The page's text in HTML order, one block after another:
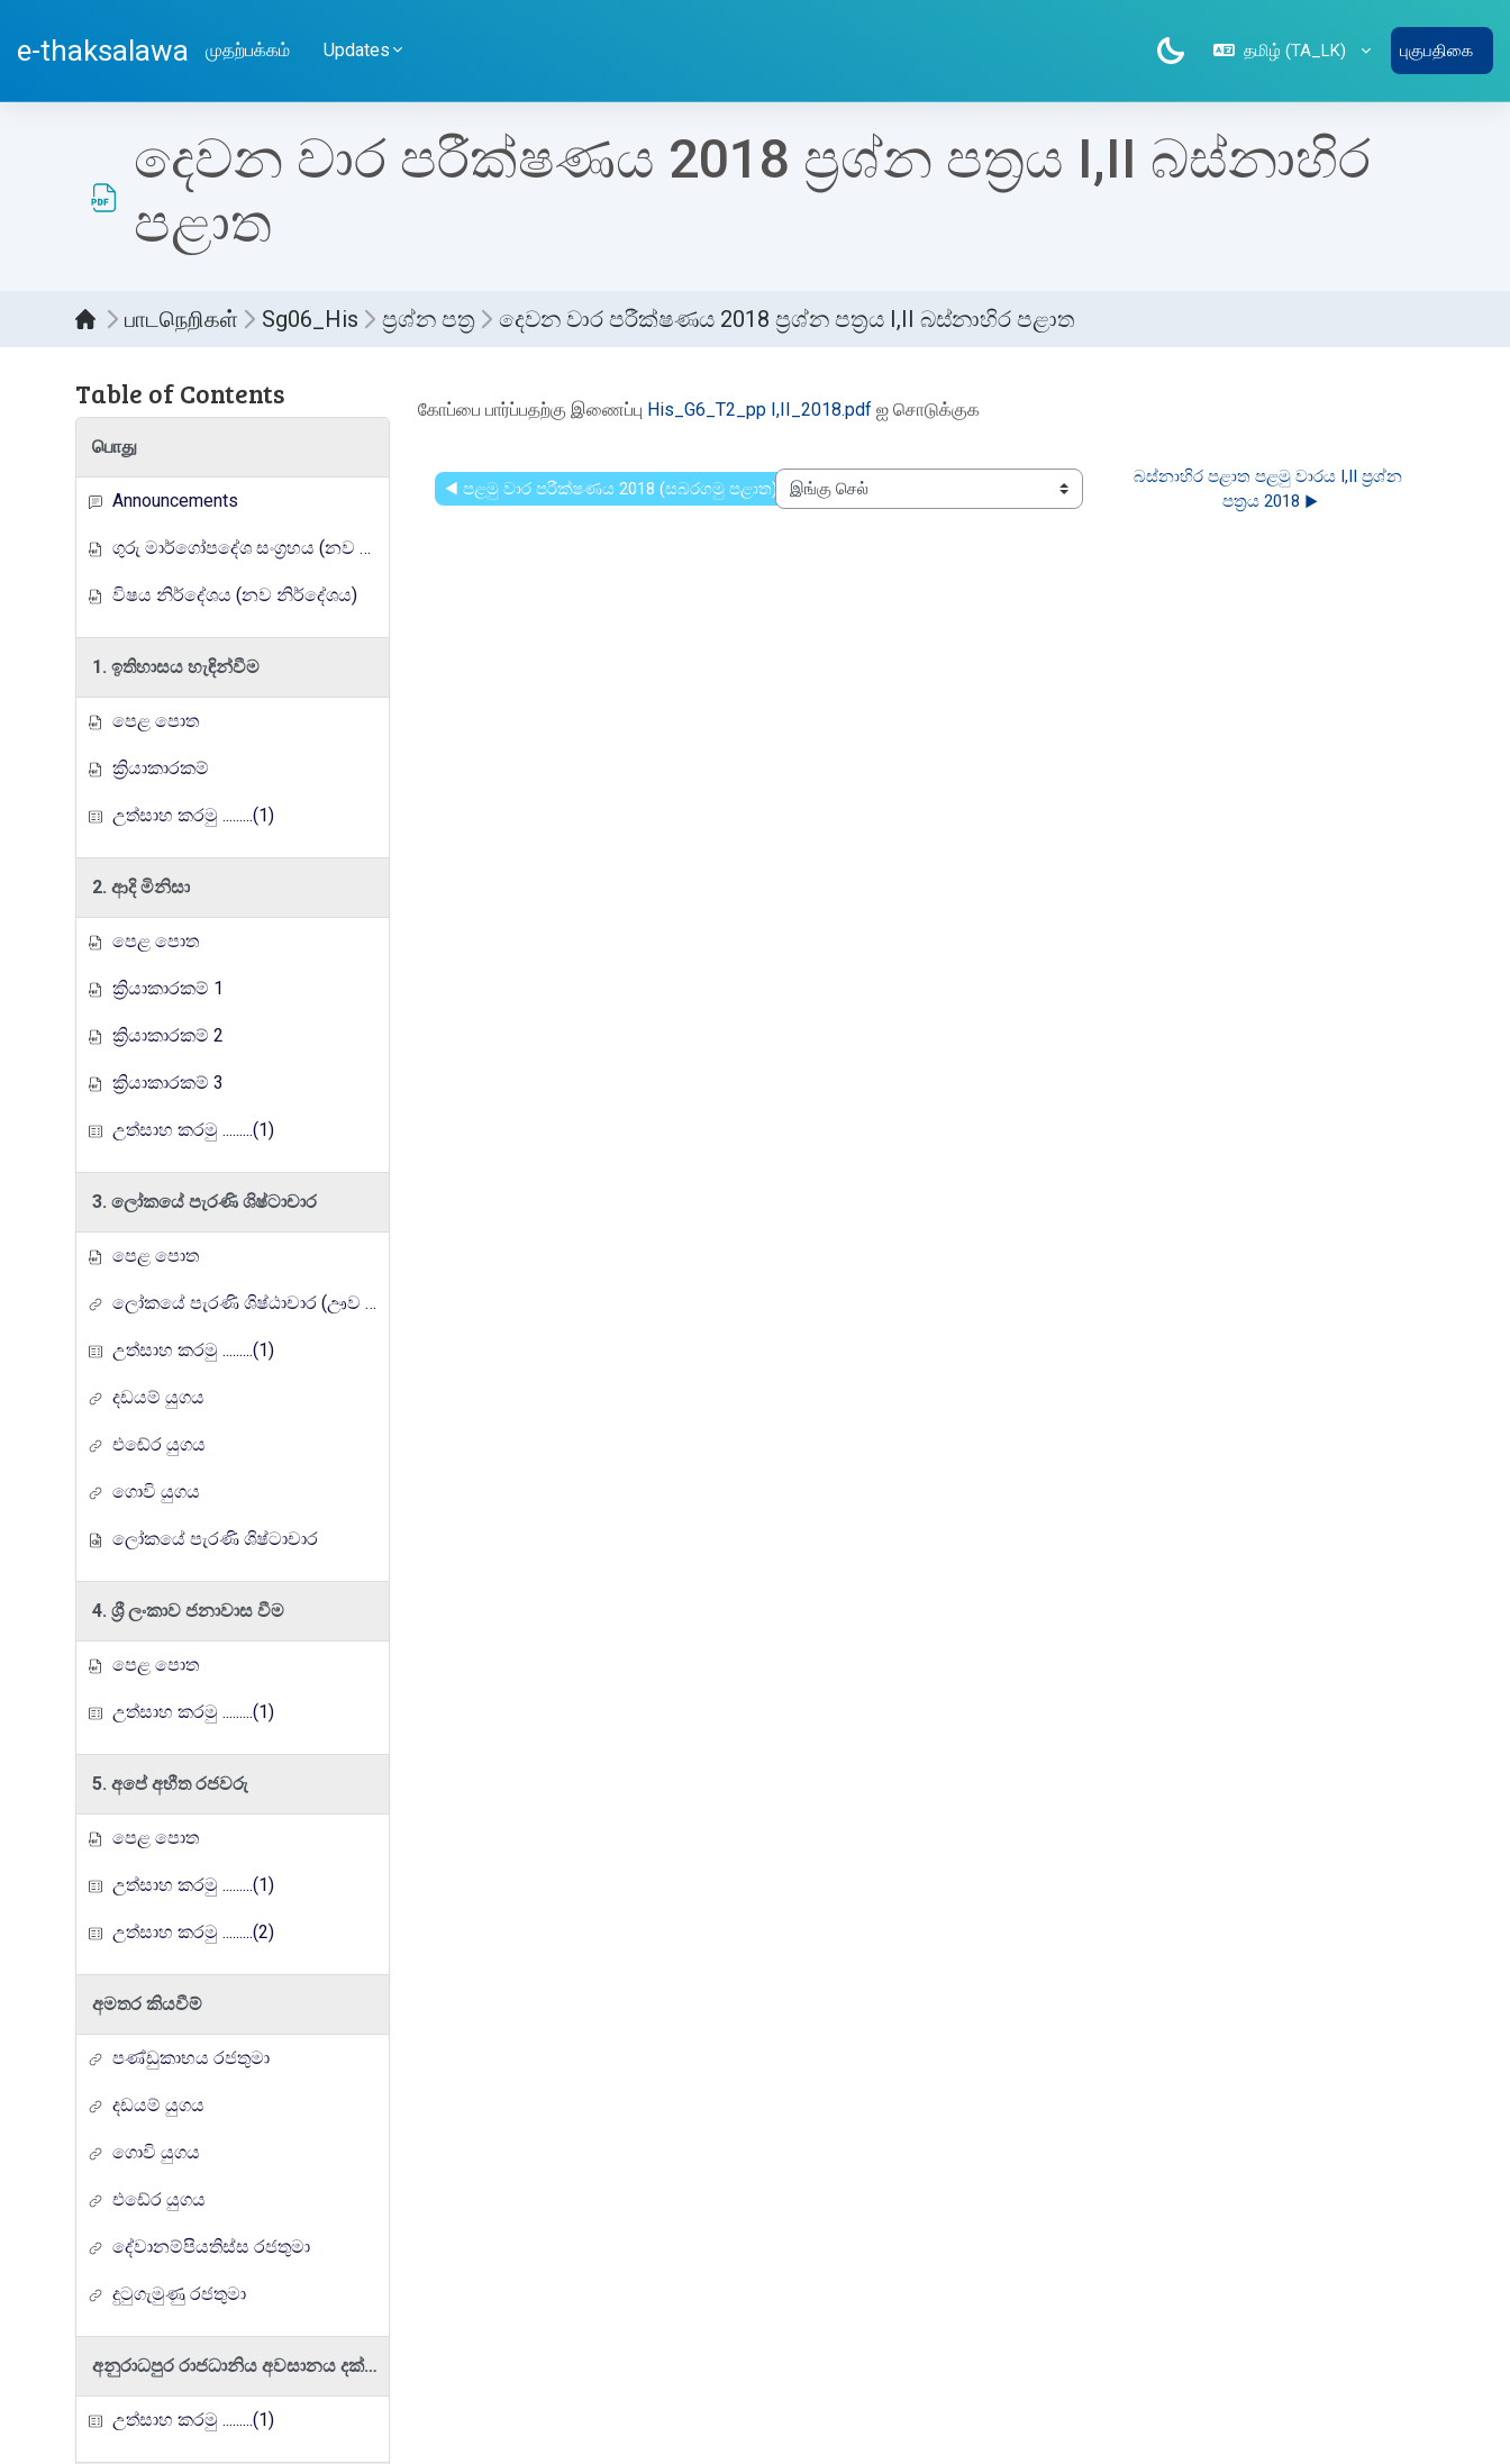
e-thaksalawa முதற்பக்கம் Updates தமிழ் ‎(TA_LK)‎ புகுபதிகை
දෙවන වාර පරීක්ෂණය 2018 ප්‍රශ්න පත්‍රය I,II බස්නාහිර
පළාත
பாடநெறிகள் Sg06_His ප්‍රශ්න පත්‍ර දෙවන වාර පරීක්ෂණය 2018 ප්‍රශ්න පත්‍රය I,II බස්නාහිර පළාත
Table of Contents
பொது
Announcements
ගුරු මාර්ගෝපදේශ සංග්‍රහය (නව නිර්දේශය)
විෂය නිර්දේශය (නව නිර්දේශය)
1. ඉතිහාසය හැඳින්වීම
පෙළ පොත
ක්‍රියාකාරකම්
උත්සාහ කරමු .........(1)
2. ආදි මිනිසා
පෙළ පොත
ක්‍රියාකාරකම් 1
ක්‍රියාකාරකම් 2
ක්‍රියාකාරකම් 3
උත්සාහ කරමු .........(1)
3. ලෝකයේ පැරණි ශිෂ්ටාචාර
පෙළ පොත
ලෝකයේ පැරණි ශිෂ්ඨාචාර (ඌව ගුරුගෙදර රේඩියෝ පාඩම් මාලාව)
උත්සාහ කරමු .........(1)
දඩයම් යුගය
එඬේර යුගය
ගොවි යුගය
ලෝකයේ පැරණි ශිෂ්ටාචාර
4. ශ්‍රී ලංකාව ජනාවාස වීම
පෙළ පොත
උත්සාහ කරමු .........(1)
5. අපේ අභීත රජවරු
පෙළ පොත
උත්සාහ කරමු .........(1)
උත්සාහ කරමු .........(2)
අමතර කියවීම්
පණ්ඩුකාභය රජතුමා
දඩයම් යුගය
ගොවි යුගය
එඩේර යුගය
දේවානම්පියතිස්ස රජතුමා
දුටුගැමුණු රජතුමා
අනුරාධපුර රාජධානිය අවසානය දක්වා කෘෂිකර්මය හා වාරි කර්මාන්ත සංවර්ධනය
උත්සාහ කරමු .........(1)
கோப்பை பார்ப்பதற்கு இணைப்பு His_G6_T2_pp I,II_2018.pdf ஐ சொடுக்குக
◀︎ පළමු වාර පරීක්ෂණය 2018 (සබරගමු පළාත)
இங்கு செல்
බස්නාහිර පළාත පළමු වාරය I,II ප්‍රශ්න
පත්‍රය 2018 ▶︎